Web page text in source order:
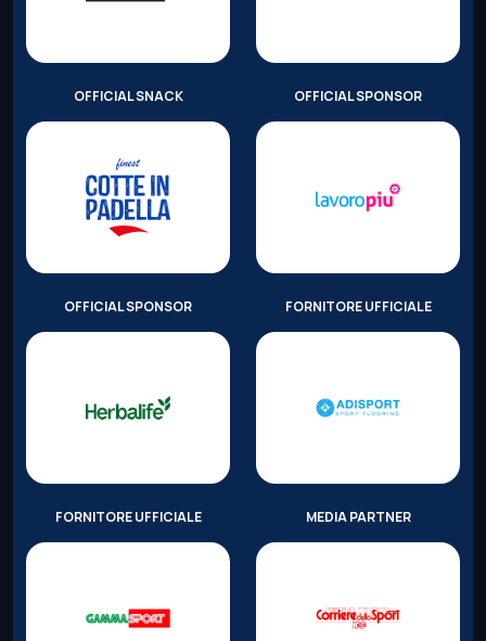
OFFICIAL SNACK OFFICIAL SPONSOR
OFFICIAL SPONSOR FORNITORE UFFICIALE
FORNITORE UFFICIALE MEDIA PARTNER